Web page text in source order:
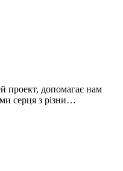
проект, допомагає нам
серця з різни…